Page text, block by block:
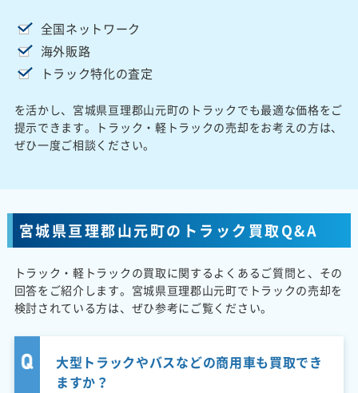
全国ネットワーク
海外販路
トラック特化の査定
を活かし、宮城県亘理郡山元町のトラックでも最適な価格をご
提示できます。トラック・軽トラックの売却をお考えの方は、
ぜひ一度ご相談ください。
宮城県亘理郡山元町のトラック買取Q&A
トラック・軽トラックの買取に関するよくあるご質問と、その
回答をご紹介します。宮城県亘理郡山元町でトラックの売却を
検討されている方は、ぜひ参考にご覧ください。
大型トラックやバスなどの商用車も買取でき
ますか？